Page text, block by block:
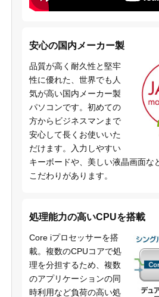
安心の国内メーカー製
品質が高く耐久性と堅牢
性に優れた、世界でも人
気が高い国内メーカー製
パソコンです。初めての
方からビジネスマンまで
安心して長くお使いいた
だけます。入力しやすい
キーボードや、美しい液晶画面な
こだわりがあります。
処理能力の高いCPUを搭載
Core iプロセッサーを搭
載。複数のCPUコアで処
理を分担するため、複数
のアプリケーションの同
時利用など負荷の高い処